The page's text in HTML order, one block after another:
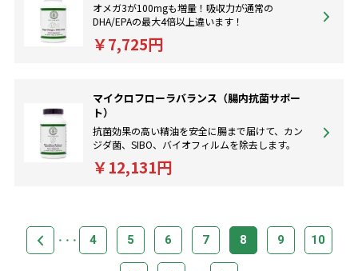
オメガ3が100mgも増量！吸収力が通常の
DHA/EPAの最大4倍以上違います！
￥7,725円
マイクロフローラバランス（腸内抗菌サポー
ト）
抗菌効果の高い精油を安全に腸まで届けて、カン
ジダ菌、SIBO、バイオフィルムを除去します。
￥12,131円
4 5 6 7 8 9 10